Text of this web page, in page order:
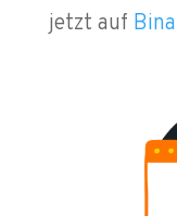
jetzt auf